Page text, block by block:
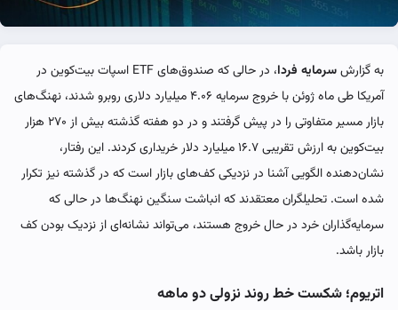
به گزارشسرمایه فردا
، در حالی که صندوق‌های ETF اسپات بیت‌کوین در
آمریکا طی ماه ژوئن با خروج سرمایه ۴.۰۶ میلیارد دلاری روبرو شدند، نهنگ‌های
بازار مسیر متفاوتی را در پیش گرفتند و در دو هفته گذشته بیش از ۲۷۰ هزار
بیت‌کوین به ارزش تقریبی ۱۶.۷ میلیارد دلار خریداری کردند. این رفتار،
نشان‌دهنده الگویی آشنا در نزدیکی کف‌های بازار است که در گذشته نیز تکرار
شده است. تحلیلگران معتقدند که انباشت سنگین نهنگ‌ها در حالی که
سرمایه‌گذاران خرد در حال خروج هستند، می‌تواند نشانه‌ای از نزدیک بودن کف
بازار باشد.
اتریوم؛ شکست خط روند نزولی دو ماهه